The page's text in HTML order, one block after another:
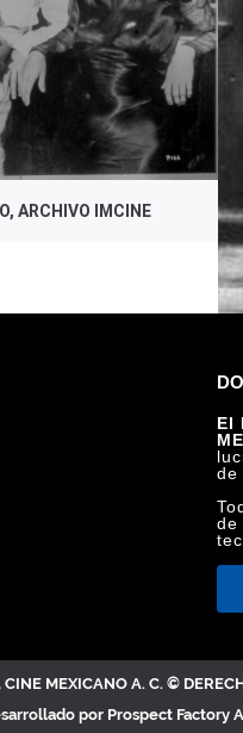
ARCHIVO IMCINE
El
de
de
MEXICANO A. C. ©
por Prospect Factory